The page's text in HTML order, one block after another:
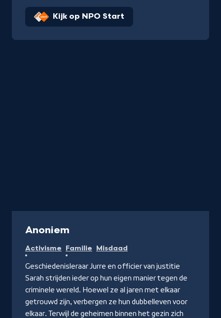
Kijk op NPO Start
Anoniem
Activisme Familie Misdaad
Geschiedenisleraar Jurre en officier van justitie
Sarah strijden ieder op hun eigen manier tegen de
criminele wereld. Hoewel ze al jaren met elkaar
getrouwd zijn, verbergen ze hun dubbelleven voor
elkaar. Terwijl de geheimen binnen het gezin zich